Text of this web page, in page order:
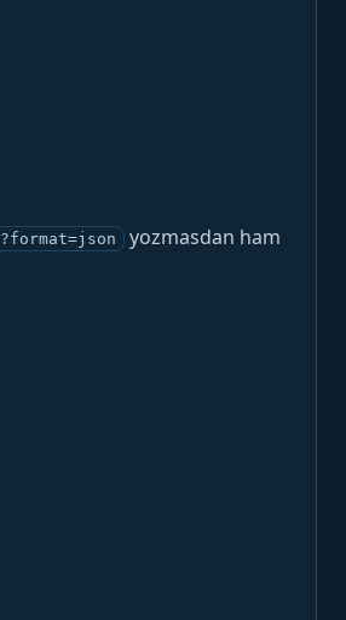
?format=json
yozmasdan ham